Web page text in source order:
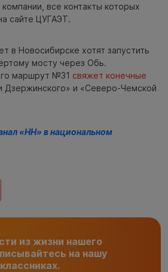
все контакты которых
сайте ЦУГАЭТ.
в Новосибирске хотят запустить
мосту через Обь.
маршрут №31 свяжет конечные
Дзержинского» и «Северо‑Чемской
«НН» в национальном
из жизни нашего
на нашу